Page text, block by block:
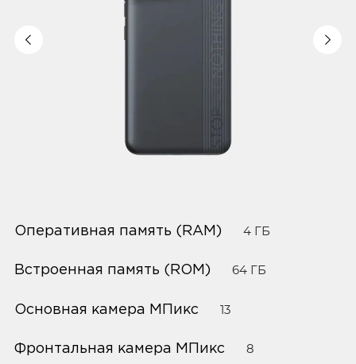
Оперативная память (RAM) 4 ГБ
Встроенная память (ROM) 64 ГБ
Основная камера МПикс 13
Фронтальная камера МПикс 8